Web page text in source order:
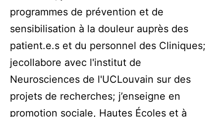
programmes de prévention et de
sensibilisation à la douleur auprès des
patient.e.s et du personnel des Cliniques;
jecollabore avec l'institut de
Neurosciences de l'UCLouvain sur des
projets de recherches; j’enseigne en
promotion sociale, Hautes Écoles et à